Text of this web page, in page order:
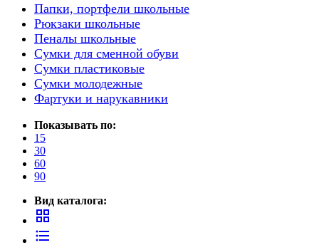
Папки, портфели школьные
Рюкзаки школьные
Пеналы школьные
Сумки для сменной обуви
Сумки пластиковые
Сумки молодежные
Фартуки и нарукавники
Показывать по:
15
30
60
90
Вид каталога:
grid_view
format_list_bulleted